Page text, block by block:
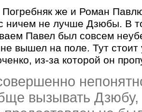
же и Роман
ничем не лучше Дзюбы. В
Павел был совсем
вышел на поле. Тут стоит
из-за которой он
вызывать